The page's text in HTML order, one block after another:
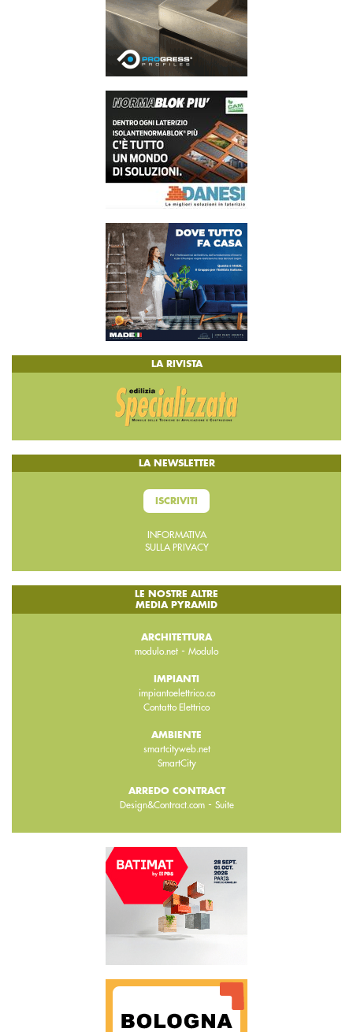
LA RIVISTA
LA NEWSLETTER
ISCRIVITI
INFORMATIVA
SULLA PRIVACY
LE NOSTRE ALTRE
MEDIA PYRAMID
ARCHITETTURA
modulo.net - Modulo
IMPIANTI
impiantoelettrico.co
Contatto Elettrico
AMBIENTE
smartcityweb.net
SmartCity
ARREDO CONTRACT
Design&Contract.com- Suite